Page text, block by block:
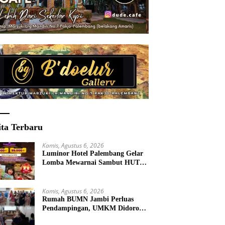
Terbaru
Kamis, Agustus 6, 2026
Luminor Hotel Palembang Gelar
Lomba Mewarnai Sambut HUT
Kamis, Agustus 6, 2026
Rumah BUMN Jambi Perluas
Pendampingan, UMKM Didorong